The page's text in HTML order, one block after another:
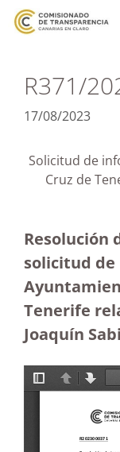
R371/
17/08/2023
Solicitud de
Cruz de
Resolución
solicitud
Tenerife
Joaquín